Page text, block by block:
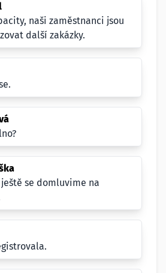
naši zaměstnanci jsou
další zakázky.
se domluvime na